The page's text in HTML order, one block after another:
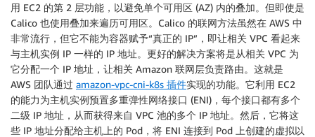
用 EC2 的第 2 层功能，以避免单个可用区 (AZ) 内的叠加。但即使是
Calico 也使用叠加来遍历可用区。Calico 的联网方法虽然在 AWS 中
非常流行，但它不能为容器赋予“真正的 IP”，即让相关 VPC 看起来
与主机实例 IP 一样的 IP 地址。更好的解决方案将是从相关 VPC 为
它分配一个 IP 地址，让相关 Amazon 联网层负责路由。这就是
AWS 团队通过 amazon-vpc-cni-k8s 插件实现的功能。它利用 EC2
的能力为主机实例预置多重弹性网络接口 (ENI)，每个接口都有多个
二级 IP 地址，从而获得来自 VPC 池的多个 IP 地址。然后，它将这
些 IP 地址分配给主机上的 Pod，将 ENI 连接到 Pod 上创建的虚拟以